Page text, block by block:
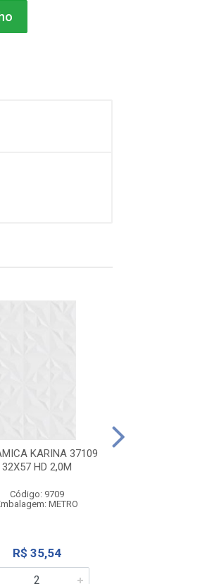
KARINA 37109
32X57 HD 2,0M
Código: 9709
METRO
R$ 35,54